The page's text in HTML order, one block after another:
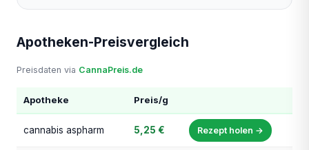
Apotheken-Preisvergleich
Preisdaten via CannaPreis.de
Apotheke Preis/g
cannabis aspharm 5,25 € Rezept holen →